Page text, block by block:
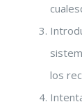
los